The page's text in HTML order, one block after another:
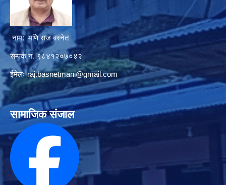
नाम: मणि राज बस्नेत
सम्पर्क नं. ९८४१२०७०४२
ईमेलःraj.basnetmani@gmail.com
सामाजिक संजाल